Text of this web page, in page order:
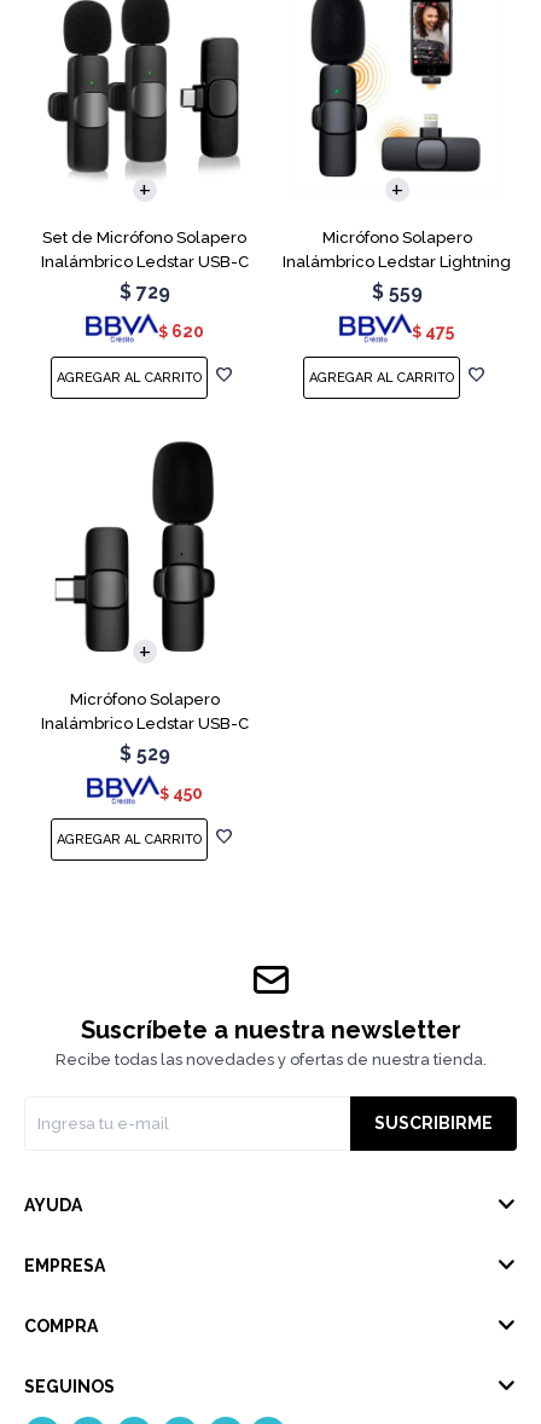
Set de Micrófono Solapero
Inalámbrico Ledstar USB-C
$ 729
$ 620
Micrófono Solapero
Inalámbrico Ledstar Lightning
$ 559
$ 475
Micrófono Solapero
Inalámbrico Ledstar USB-C
$ 529
$ 450
Suscríbete a nuestra newsletter
Recibe todas las novedades y ofertas de nuestra tienda.
SUSCRIBIRME
AYUDA
EMPRESA
COMPRA
SEGUINOS